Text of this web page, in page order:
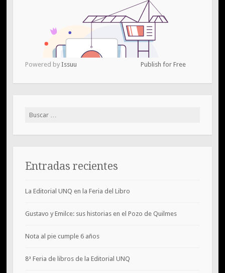
Powered by Issuu Publish for Free
Buscar:
Entradas recientes
La Editorial UNQ en la Feria del Libro
Gustavo y Emilce: sus historias en el Pozo de Quilmes
Nota al pie cumple 6 años
8ª Feria de libros de la Editorial UNQ